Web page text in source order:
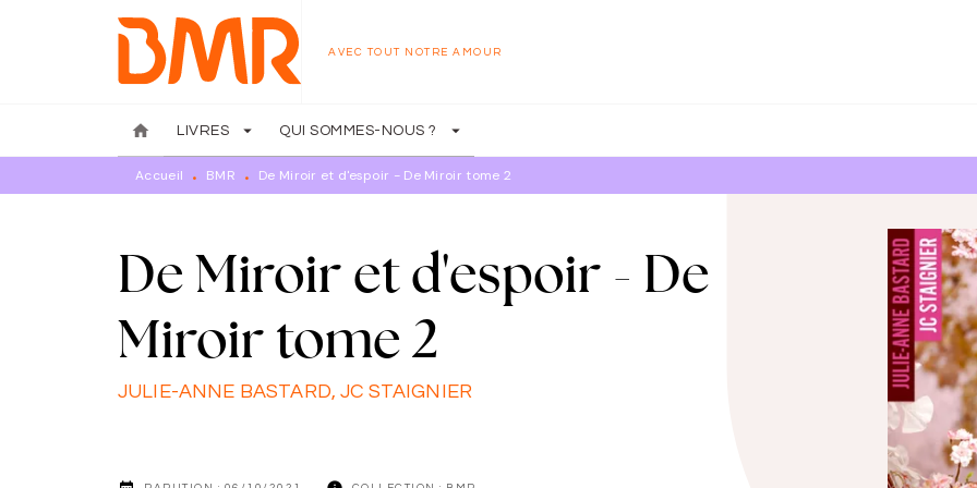
MENU RECHERCHE
AVEC TOUT NOTRE AMOUR
home LIVRES arrow_drop_down QUI SOMMES-NOUS ? arrow_drop_down
Accueil • BMR • De Miroir et d'espoir - De Miroir tome 2
De Miroir et d'espoir - De
Miroir tome 2
JULIE-ANNE BASTARD,JC STAIGNIER